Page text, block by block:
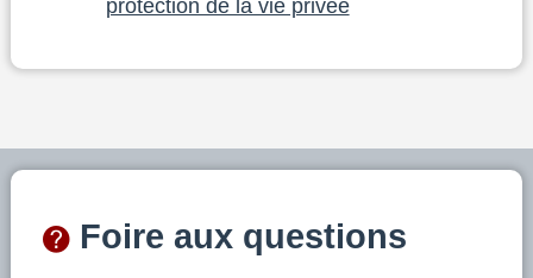
protection de la vie privée
Foire aux questions